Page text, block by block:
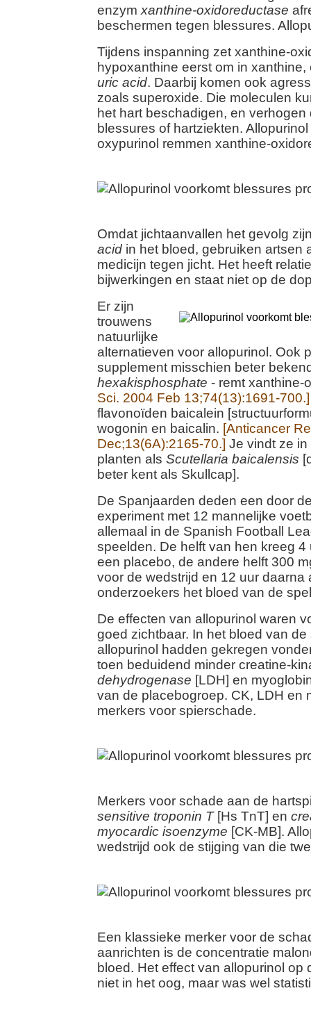
enzym xanthine-oxidoreductase
beschermen tegen blessures.
Tijdens inspanning zet xanthine-
hypoxanthine eerst om in
uric acid. Daarbij komen ook
zoals superoxide. Die moleculen
het hart beschadigen, en verhogen
blessures of hartziekten.
oxypurinol remmen xanthine-
Omdat jichtaanvallen het gevolg
acid in het bloed, gebruiken artsen
medicijn tegen jicht. Het heeft
bijwerkingen en staat niet op de
Er zijn
trouwens
natuurlijke
alternatieven voor allopurinol. Ook
supplement misschien beter
hexakisphosphate - remt
Sci. 2004 Feb 13;74(13):1691-700.]
flavonoïden baicalein
wogonin en baicalin. [Anticancer
Dec;13(6A):2165-70.] Je vindt ze
planten als Scutellaria baicalensis
beter kent als Skullcap].
De Spanjaarden deden een door
experiment met 12 mannelijke
allemaal in de Spanish Football
speelden. De helft van hen kreeg 4
een placebo, de andere helft 300
voor de wedstrijd en 12 uur daarna
onderzoekers het bloed van de
De effecten van allopurinol waren
goed zichtbaar. In het bloed van de
allopurinol hadden gekregen
toen beduidend minder creatine-
dehydrogenase [LDH] en
van de placebogroep. CK, LDH en
merkers voor spierschade.
Merkers voor schade aan de
sensitive troponin T[Hs TnT] en
myocardic isoenzyme [CK-MB].
wedstrijd ook de stijging van die
Een klassieke merker voor de
aanrichten is de concentratie
bloed. Het effect van allopurinol op
niet in het oog, maar was wel